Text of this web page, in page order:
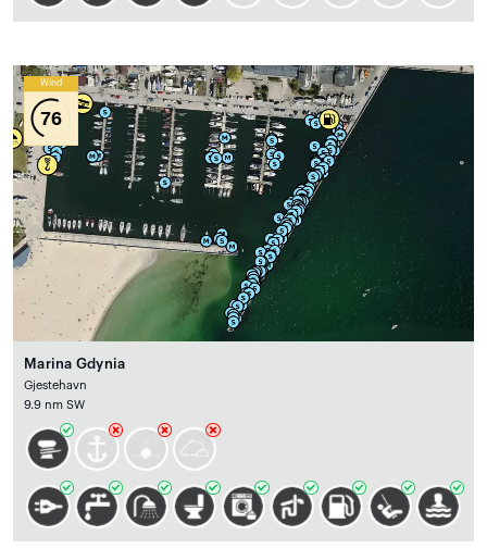
Wind
76
Marina Gdynia
Gjestehavn
9.9 nm SW